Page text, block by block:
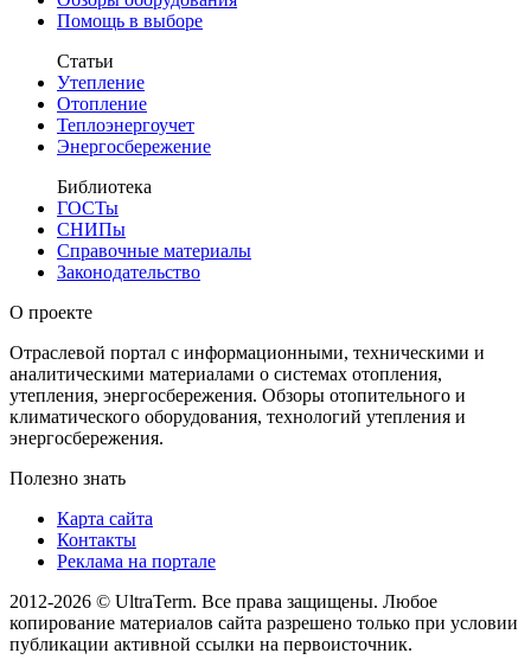
Помощь в выборе
Статьи
Утепление
Отопление
Теплоэнергоучет
Энергосбережение
Библиотека
ГОСТы
СНИПы
Справочные материалы
Законодательство
О проекте
Отраслевой портал с информационными, техническими и
аналитическими материалами о системах отопления,
утепления, энергосбережения. Обзоры отопительного и
климатического оборудования, технологий утепления и
энергосбережения.
Полезно знать
Карта сайта
Контакты
Реклама на портале
2012-2026 © UltraTerm. Все права защищены. Любое
копирование материалов сайта разрешено только при условии
публикации активной ссылки на первоисточник.